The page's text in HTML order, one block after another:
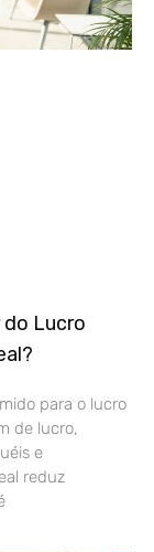
do Lucro
para o lucro
de lucro,
e
reduz